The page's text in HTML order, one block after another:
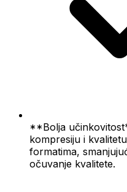
**Bolja
kompresiju i
formatima,
očuvanje kvalitete.